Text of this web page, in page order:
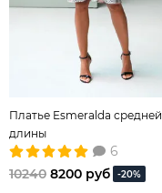
Платье Esmeralda средней
длины
6
10240 8200 руб -20%